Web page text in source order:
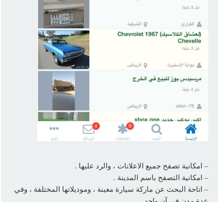
– امكانية تصفح جميع الاعلانات ، والرد عليها .
– امكانية التصفح باسم المدينة .
– اتاحة البحث عن ماركة سيارة معينة ، وموديلاتها المختلفة ، وفي